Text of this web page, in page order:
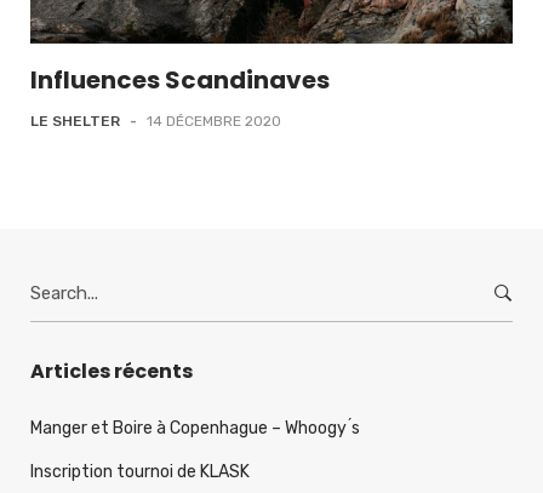
Influences Scandinaves
LE SHELTER - 14 DÉCEMBRE 2020
Articles récents
Manger et Boire à Copenhague – Whoogy ́s
Inscription tournoi de KLASK